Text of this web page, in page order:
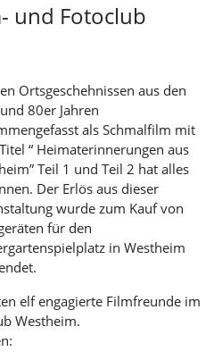
und Fotoclub
Ortsgeschehnissen aus den
80er Jahren
als Schmalfilm mit
“ Heimaterinnerungen aus
Teil 1 und Teil 2 hat alles
Der Erlös aus dieser
wurde zum Kauf von
für den
in Westheim
elf engagierte Filmfreunde im
Westheim.